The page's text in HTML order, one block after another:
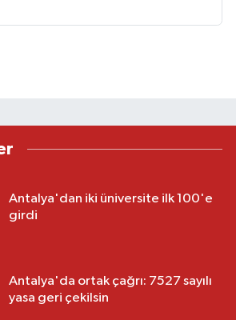
Antalya'dan iki üniversite ilk 100'e
girdi
Antalya'da ortak çağrı: 7527 sayılı
yasa geri çekilsin